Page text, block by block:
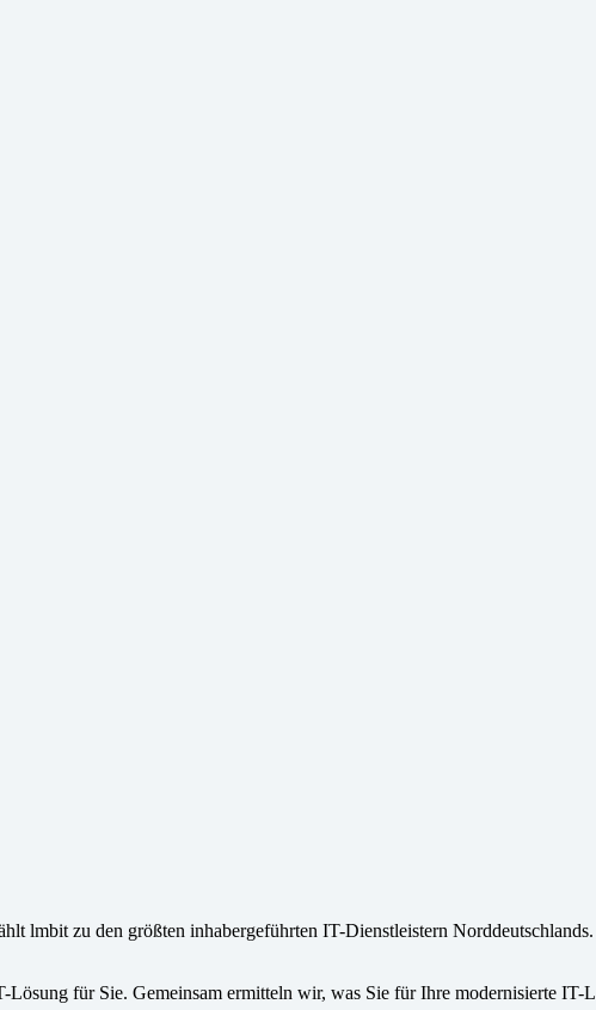
lmbit zu den größten inhabergeführten IT-Dienstleistern
für Sie. Gemeinsam ermitteln wir, was Sie für Ihre modernisierte IT-